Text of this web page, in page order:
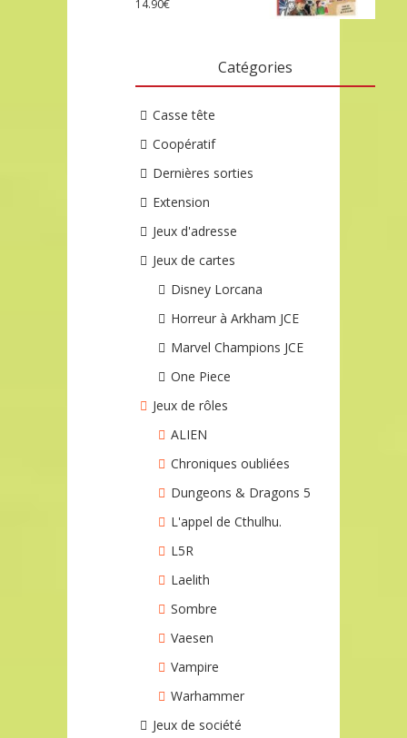
14.90€
Catégories
Casse tête
Coopératif
Dernières sorties
Extension
Jeux d'adresse
Jeux de cartes
Disney Lorcana
Horreur à Arkham JCE
Marvel Champions JCE
One Piece
Jeux de rôles
ALIEN
Chroniques oubliées
Dungeons & Dragons 5
L'appel de Cthulhu.
L5R
Laelith
Sombre
Vaesen
Vampire
Warhammer
Jeux de société